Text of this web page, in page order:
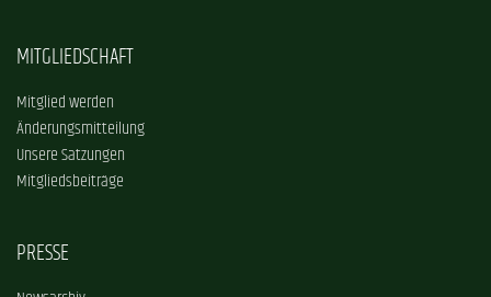
MITGLIEDSCHAFT
Mitglied werden
Änderungsmitteilung
Unsere Satzungen
Mitgliedsbeiträge
PRESSE